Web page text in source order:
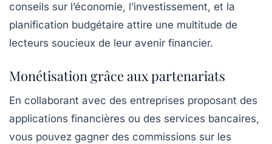
conseils sur l’économie, l’investissement, et la
planification budgétaire attire une multitude de
lecteurs soucieux de leur avenir financier.
Monétisation grâce aux partenariats
En collaborant avec des entreprises proposant des
applications financières ou des services bancaires,
vous pouvez gagner des commissions sur les